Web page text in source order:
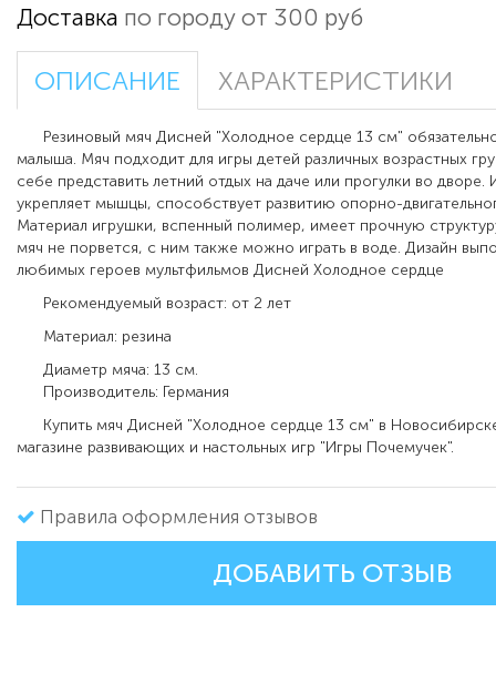
Доставка по городу от 300 руб
ОПИСАНИЕ ХАРАКТЕРИСТИКИ
Резиновый мяч Дисней "Холодное сердце 13 см"
малыша. Мяч подходит для игры детей различных возрастных
себе представить летний отдых на даче или прогулки во дворе.
укрепляет мышцы, способствует развитию опорно-
Материал игрушки, вспенный полимер, имеет прочную
мяч не порвется, с ним также можно играть в воде. Дизайн
любимых героев мультфильмов Дисней Холодное сердце
Рекомендуемый возраст: от 2 лет
Материал: резина
Диаметр мяча: 13 см.
Производитель: Германия
Купить мяч Дисней "Холодное сердце 13 см" в
магазине развивающих и настольных игр "Игры Почемучек".
Правила оформления отзывов
ДОБАВИТЬ ОТЗЫВ